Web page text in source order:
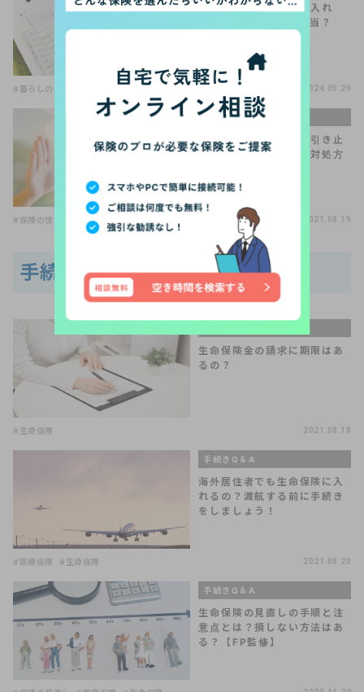
産休・育休中は扶養に入れ
る？節税できるって本当？
#暮らしの知識 2024.05.29
手続きQ＆A
気まずい保険の解約。引き止
められたらどうする？対処方
#保険の世界は複雑 #保険の見直し 2021.08.19
手続きQ＆Aの関連記事
生命保険金の請求に期限はあ
るの？
#生命保険 2021.08.18
手続きQ＆A
海外居住者でも生命保険に入
れるの？渡航する前に手続き
をしましょう！
#医療保険 #生命保険 2021.08.20
手続きQ＆A
生命保険の見直しの手順と注
意点とは？損しない方法はあ
る？【FP監修】